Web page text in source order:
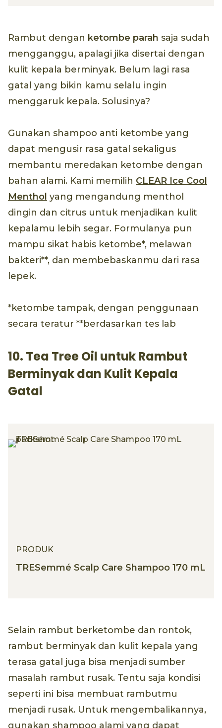
Rambut dengan ketombe parah saja sudah
mengganggu, apalagi jika disertai dengan
kulit kepala berminyak. Belum lagi rasa
gatal yang bikin kamu selalu ingin
menggaruk kepala. Solusinya?
Gunakan shampoo anti ketombe yang
dapat mengusir rasa gatal sekaligus
membantu meredakan ketombe dengan
bahan alami. Kami memilih CLEAR Ice Cool
Menthol yang mengandung menthol
dingin dan citrus untuk menjadikan kulit
kepalamu lebih segar. Formulanya pun
mampu sikat habis ketombe*, melawan
bakteri**, dan membebaskanmu dari rasa
lepek.
*ketombe tampak, dengan penggunaan
secara teratur **berdasarkan tes lab
10. Tea Tree Oil untuk Rambut
Berminyak dan Kulit Kepala
Gatal
PRODUK
TRESemmé Scalp Care Shampoo 170 mL
Selain rambut berketombe dan rontok,
rambut berminyak dan kulit kepala yang
terasa gatal juga bisa menjadi sumber
masalah rambut rusak. Tentu saja kondisi
seperti ini bisa membuat rambutmu
menjadi rusak. Untuk mengembalikannya,
gunakan shampoo alami yang dapat